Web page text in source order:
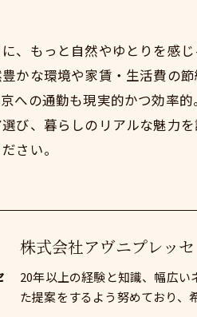
、もっと自然やゆとりを感
かな環境や家賃・生活費の
への通勤も現実的かつ効率
び、暮らしのリアルな魅力
さい。
株式会社アヴニプレッセ
20年以上の経験と知識、幅広
た提案をするよう努めており、